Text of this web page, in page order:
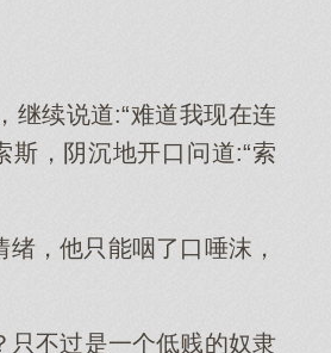
继续说道:“难道我现在连
，阴沉地开口问道:“索
，他只能咽了口唾沫，
只不过是一个低贱的奴隶